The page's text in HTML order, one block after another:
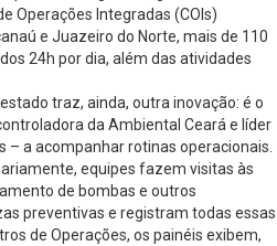
Operações Integradas (COIs)
e Juazeiro do Norte, mais de 110
24h por dia, além das atividades
traz, ainda, outra inovação: é o
da Ambiental Ceará e líder
– a acompanhar rotinas operacionais.
equipes fazem visitas às
de bombas e outros
preventivas e registram todas essas
de Operações, os painéis exibem,